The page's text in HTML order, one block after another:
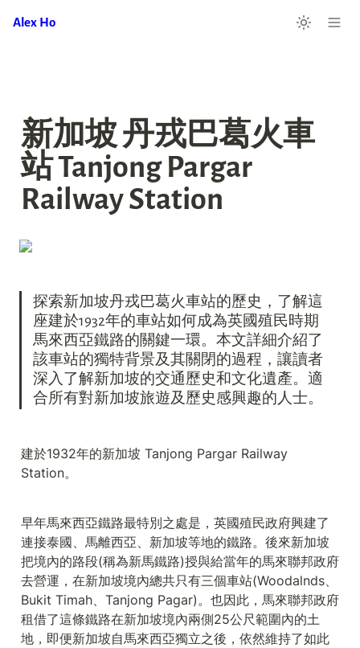
Alex Ho
新加坡 丹戎巴葛火車
站 Tanjong Pargar
Railway Station
探索新加坡丹戎巴葛火車站的歷史，了解這
座建於1932年的車站如何成為英國殖民時期
馬來西亞鐵路的關鍵一環。本文詳細介紹了
該車站的獨特背景及其關閉的過程，讓讀者
深入了解新加坡的交通歷史和文化遺產。適
合所有對新加坡旅遊及歷史感興趣的人士。
建於1932年的新加坡 Tanjong Pargar Railway
Station。
早年馬來西亞鐵路最特別之處是，英國殖民政府興建了
連接泰國、馬離西亞、新加坡等地的鐵路。後來新加坡
把境內的路段(稱為新馬鐵路)授與給當年的馬來聯邦政府
去營運，在新加坡境內總共只有三個車站(Woodalnds、
Bukit Timah、Tanjong Pagar)。也因此，馬來聯邦政府
租借了這條鐵路在新加坡境內兩側25公尺範圍內的土
地，即便新加坡自馬來西亞獨立之後，依然維持了如此